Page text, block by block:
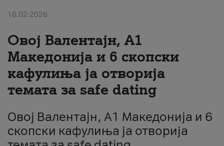
#ПодобарОнлајн
16.02.2026
Овој Валентајн, A1
Македонија и 6 скопски
кафулиња ја отворија
темата за safe dating
Овој Валентајн, A1 Македонија и 6
скопски кафулиња ја отворија